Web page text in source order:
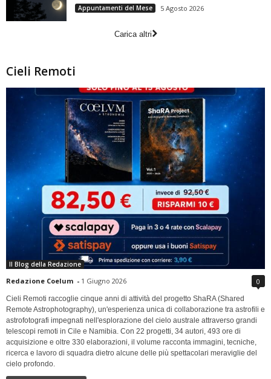
Appuntamenti del Mese 5 Agosto 2026
Carica altri
Cieli Remoti
Il Blog della Redazione
Redazione Coelum - 1 Giugno 2026 0
Cieli Remoti raccoglie cinque anni di attività del progetto ShaRA (Shared
Remote Astrophotography), un'esperienza unica di collaborazione tra astrofili e
astrofotografi impegnati nell'esplorazione del cielo australe attraverso grandi
telescopi remoti in Cile e Namibia. Con 22 progetti, 34 autori, 493 ore di
acquisizione e oltre 330 elaborazioni, il volume racconta immagini, tecniche,
ricerca e lavoro di squadra dietro alcune delle più spettacolari meraviglie del
cielo profondo.